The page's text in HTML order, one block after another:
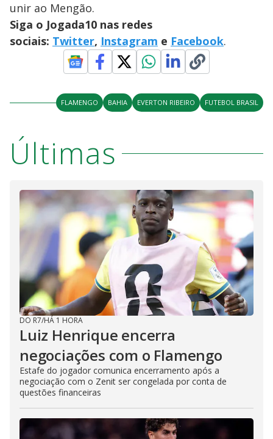
unir ao Mengão.
Siga o Jogada10 nas redes
sociais: Twitter, Instagram e Facebook.
FLAMENGO BAHIA EVERTON RIBEIRO FUTEBOL BRASIL
Últimas
DO R7/HÁ 1 HORA
Luiz Henrique encerra
negociações com o Flamengo
Estafe do jogador comunica encerramento após a
negociação com o Zenit ser congelada por conta de
questões financeiras